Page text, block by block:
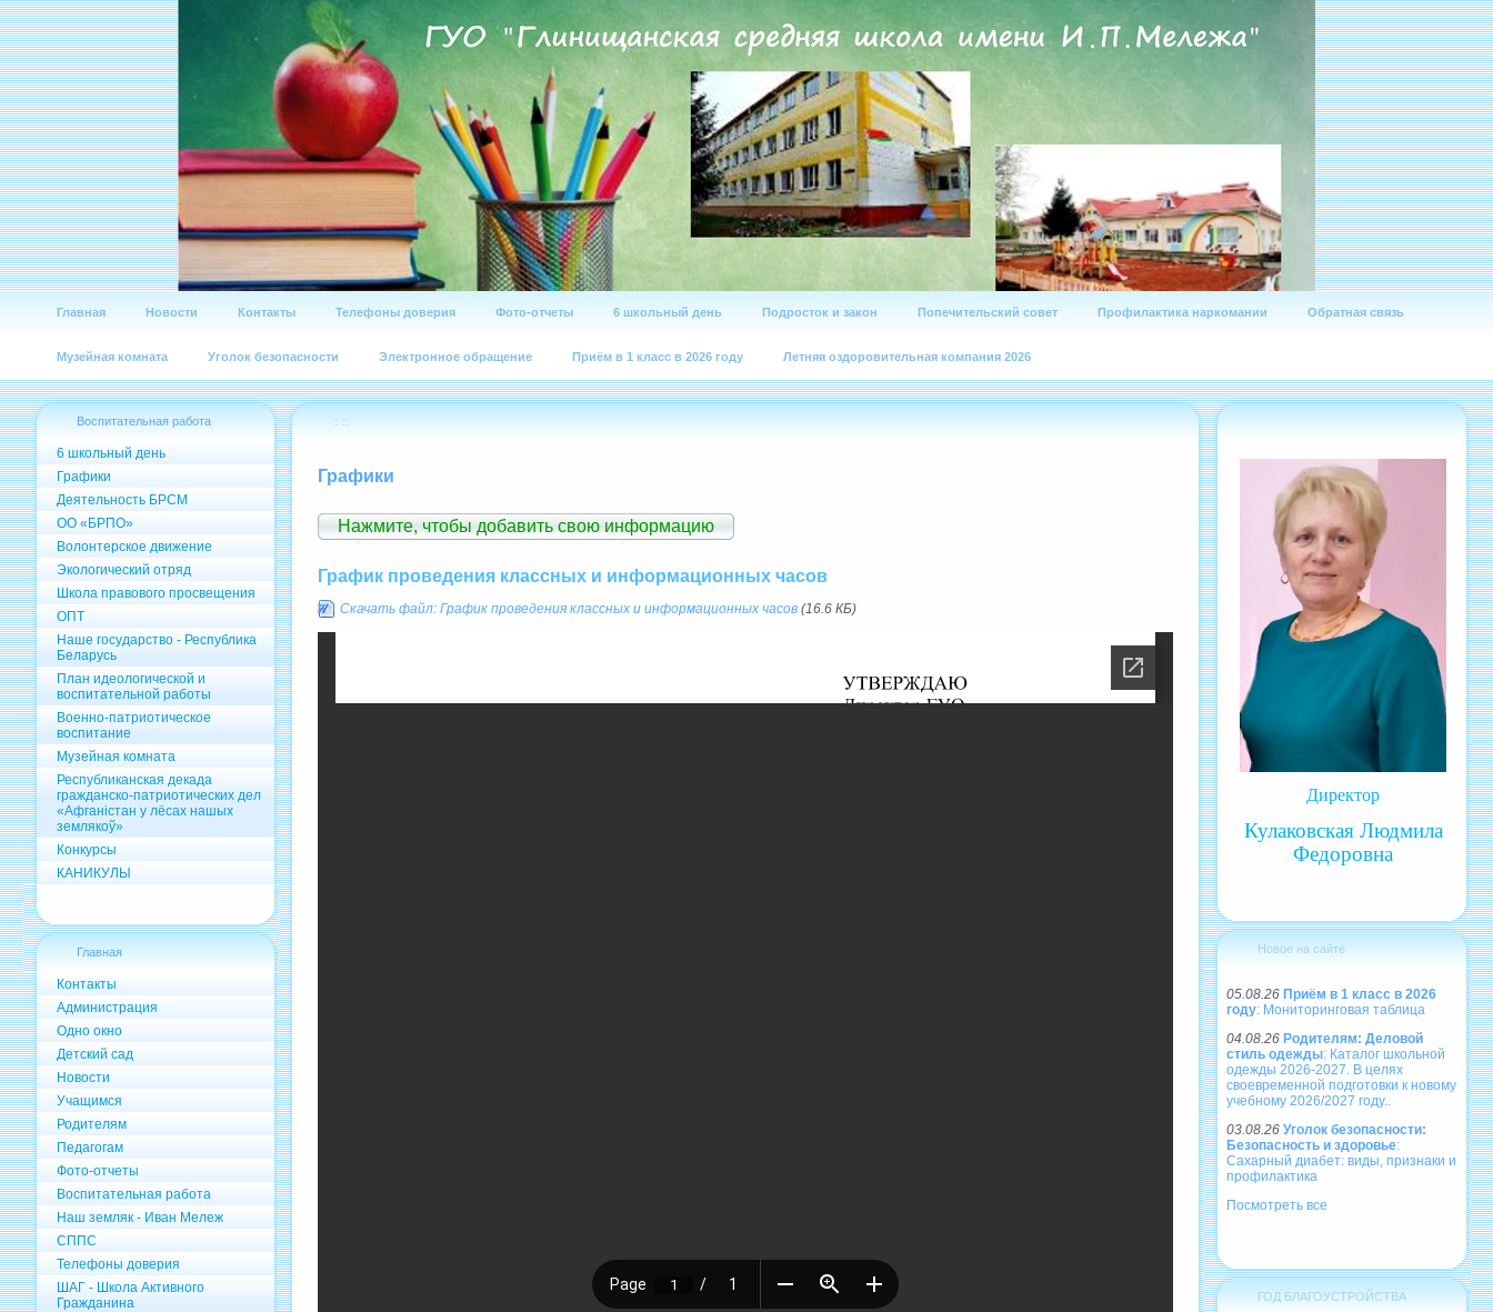
Главная Новости Контакты Телефоны доверия Фото-отчеты 6 школьный день Подросток и закон Попечительский совет Профилактика наркомании Обратная связь
Музейная комната Уголок безопасности Электронное обращение Приём в 1 класс в 2026 году Летняя оздоровительная компания 2026
Воспитательная работа
6 школьный день
Графики
Деятельность БРСМ
ОО «БРПО»
Волонтерское движение
Экологический отряд
Школа правового просвещения
ОПТ
Наше государство - Республика
Беларусь
План идеологической и
воспитательной работы
Военно-патриотическое
воспитание
Музейная комната
Республиканская декада
гражданско-патриотических дел
«Афганістан у лёсах нашых
землякоў»
Конкурсы
КАНИКУЛЫ
Главная
Контакты
Администрация
Одно окно
Детский сад
Новости
Учащимся
Родителям
Педагогам
Фото-отчеты
Воспитательная работа
Наш земляк - Иван Мележ
СППС
Телефоны доверия
ШАГ - Школа Активного
Гражданина
:: ::
Графики
Нажмите, чтобы добавить свою информацию
График проведения классных и информационных часов
Скачать файл: График проведения классных и информационных часов (16.6 КБ)
Директор
Кулаковская Людмила
Федоровна
Новое на сайте
05.08.26 Приём в 1 класс в 2026
году: Мониторинговая таблица
04.08.26 Родителям: Деловой
стиль одежды: Каталог школьной
одежды 2026-2027. В целях
своевременной подготовки к новому
учебному 2026/2027 году..
03.08.26 Уголок безопасности:
Безопасность и здоровье:
Сахарный диабет: виды, признаки и
профилактика
Посмотреть все
ГОД БЛАГОУСТРОЙСТВА